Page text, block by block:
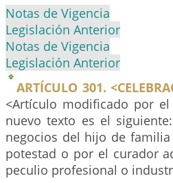
Notas de Vigencia
Legislación Anterior
Notas de Vigencia
Legislación Anterior
ARTÍCULO 301.
<Artículo modificado por
nuevo texto es el
negocios del hijo de
potestad o por el curador
peculio profesional o